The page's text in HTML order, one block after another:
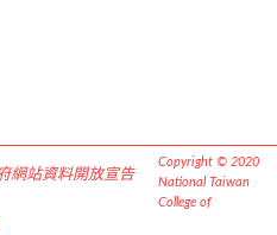
網站資料開放宣告
Copyright © 2020
National Taiwan
College of